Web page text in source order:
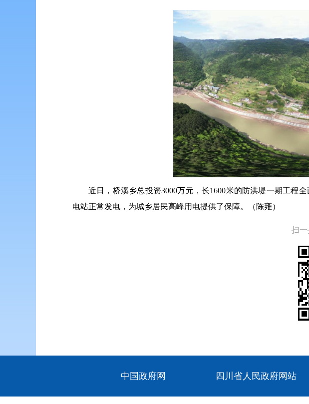
近日，桥溪乡总投资3000万元，长1600米的防洪堤一期工程
电站正常发电，为城乡居民高峰用电提供了保障。（陈雍）
扫
中国政府网 四川省人民政府网站